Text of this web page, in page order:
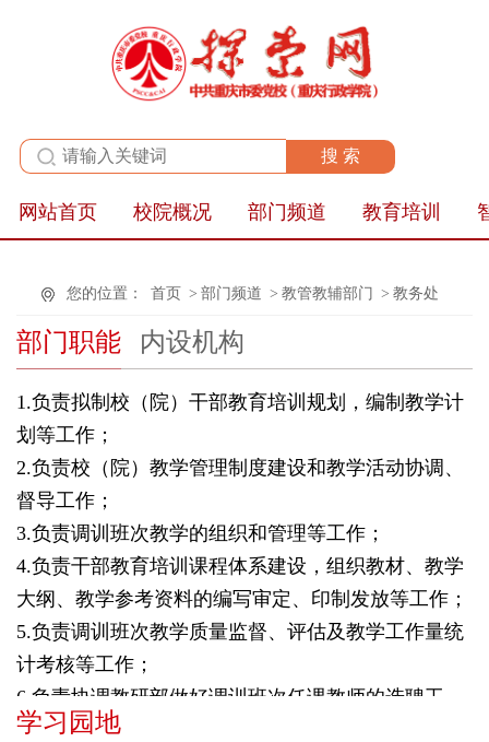
全站群
网站首页 校院概况 部门频道 教育培训
您的位置： 首页 > 部门频道 > 教管教辅部门 > 教务处
部门职能 内设机构
1.负责拟制校（院）干部教育培训规划，编制教学计
划等工作；
2.负责校（院）教学管理制度建设和教学活动协调、
督导工作；
3.负责调训班次教学的组织和管理等工作；
4.负责干部教育培训课程体系建设，组织教材、教学
大纲、教学参考资料的编写审定、印制发放等工作；
5.负责调训班次教学质量监督、评估及教学工作量统
计考核等工作；
6.负责协调教研部做好调训班次任课教师的选聘工
作；
学习园地